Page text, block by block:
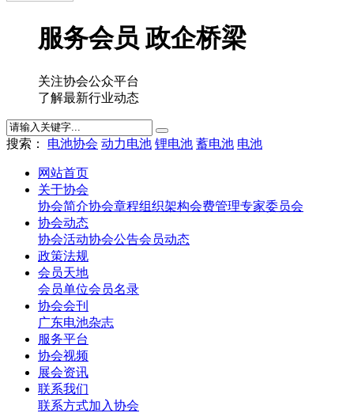
服务会员 政企桥梁
关注协会公众平台
了解最新行业动态
搜索： 电池协会 动力电池 锂电池 蓄电池 电池
网站首页
关于协会
协会简介协会章程组织架构会费管理专家委员会
协会动态
协会活动协会公告会员动态
政策法规
会员天地
会员单位会员名录
协会会刊
广东电池杂志
服务平台
协会视频
展会资讯
联系我们
联系方式加入协会